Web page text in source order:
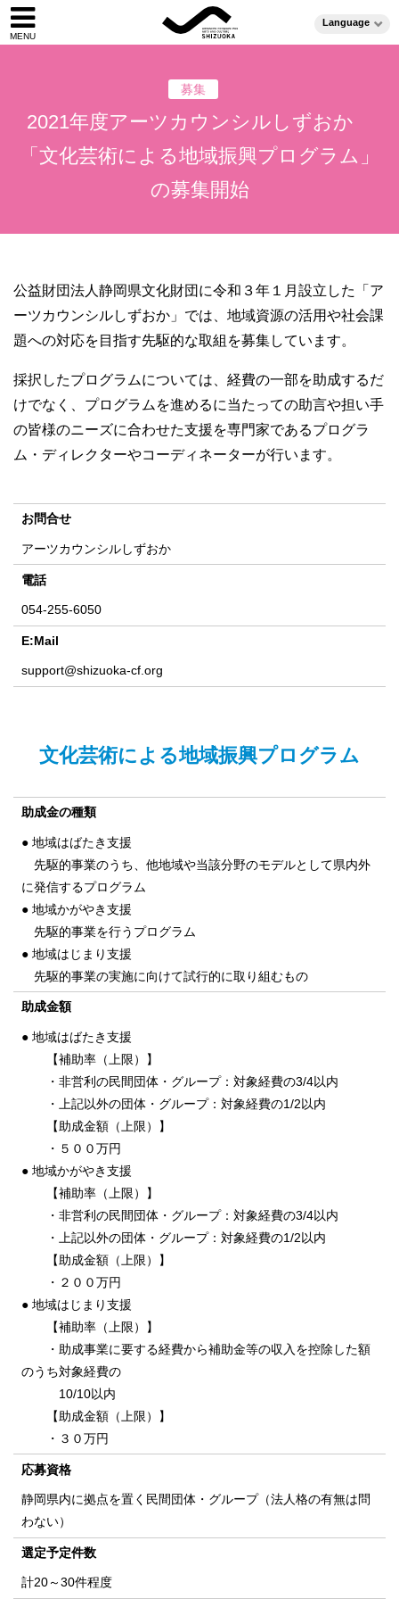
Language
募集
2021年度アーツカウンシルしずおか
「文化芸術による地域振興プログラム」
の募集開始
公益財団法人静岡県文化財団に令和３年１月設立した「ア
ーツカウンシルしずおか」では、地域資源の活用や社会課
題への対応を目指す先駆的な取組を募集しています。
採択したプログラムについては、経費の一部を助成するだ
けでなく、プログラムを進めるに当たっての助言や担い手
の皆様のニーズに合わせた支援を専門家であるプログラ
ム・ディレクターやコーディネーターが行います。
お問合せ
アーツカウンシルしずおか
電話
054-255-6050
E:Mail
support@shizuoka-cf.org
文化芸術による地域振興プログラム
助成金の種類
● 地域はばたき支援
先駆的事業のうち、他地域や当該分野のモデルとして県内外
に発信するプログラム
● 地域かがやき支援
先駆的事業を行うプログラム
● 地域はじまり支援
先駆的事業の実施に向けて試行的に取り組むもの
助成金額
● 地域はばたき支援
【補助率（上限）】
・非営利の民間団体・グループ：対象経費の3/4以内
・上記以外の団体・グループ：対象経費の1/2以内
【助成金額（上限）】
・５００万円
● 地域かがやき支援
【補助率（上限）】
・非営利の民間団体・グループ：対象経費の3/4以内
・上記以外の団体・グループ：対象経費の1/2以内
【助成金額（上限）】
・２００万円
● 地域はじまり支援
【補助率（上限）】
・助成事業に要する経費から補助金等の収入を控除した額
のうち対象経費の
10/10以内
【助成金額（上限）】
・３０万円
応募資格
静岡県内に拠点を置く民間団体・グループ（法人格の有無は問
わない）
選定予定件数
計20～30件程度